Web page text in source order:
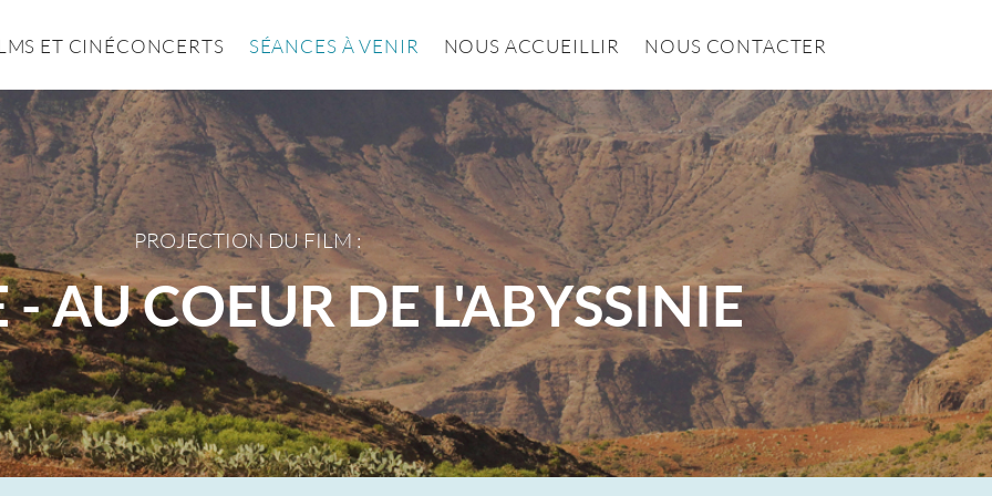
ET CINÉCONCERTS SÉANCES À VENIR NOUS ACCUEILLIR NOUS CONTACTER
PROJECTION DU FILM :
AU COEUR DE L'ABYSSINIE